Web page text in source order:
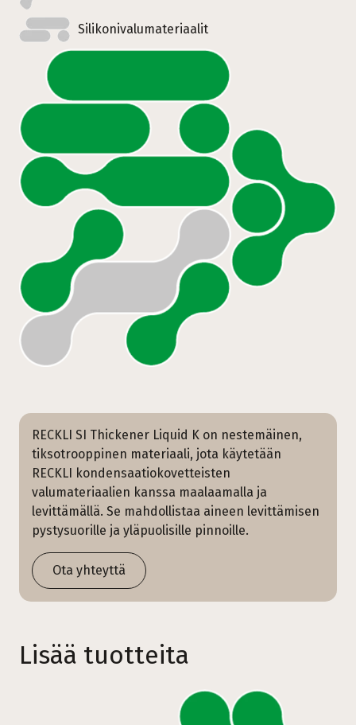
Silikonivalumateriaalit
RECKLI SI Thickener Liquid K on nestemäinen,
tiksotrooppinen materiaali, jota käytetään
RECKLI kondensaatiokovetteisten
valumateriaalien kanssa maalaamalla ja
levittämällä. Se mahdollistaa aineen levittämisen
pystysuorille ja yläpuolisille pinnoille.
Ota yhteyttä
Lisää tuotteita